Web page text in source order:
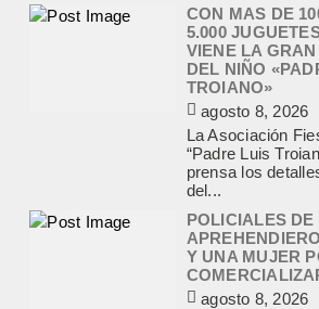
CON MAS DE
5.000
VIENE LA
DEL NIÑO
TROIANO»
agosto 8, 2026
La Asociación
“Padre Luis
prensa los
del...
POLICIALES DE
Y UNA MUJER
agosto 8, 2026